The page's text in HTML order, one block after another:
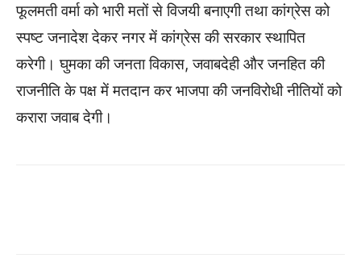
फूलमती वर्मा को भारी मतों से विजयी बनाएगी तथा कांग्रेस को
स्पष्ट जनादेश देकर नगर में कांग्रेस की सरकार स्थापित
करेगी। घुमका की जनता विकास, जवाबदेही और जनहित की
राजनीति के पक्ष में मतदान कर भाजपा की जनविरोधी नीतियों को
करारा जवाब देगी।